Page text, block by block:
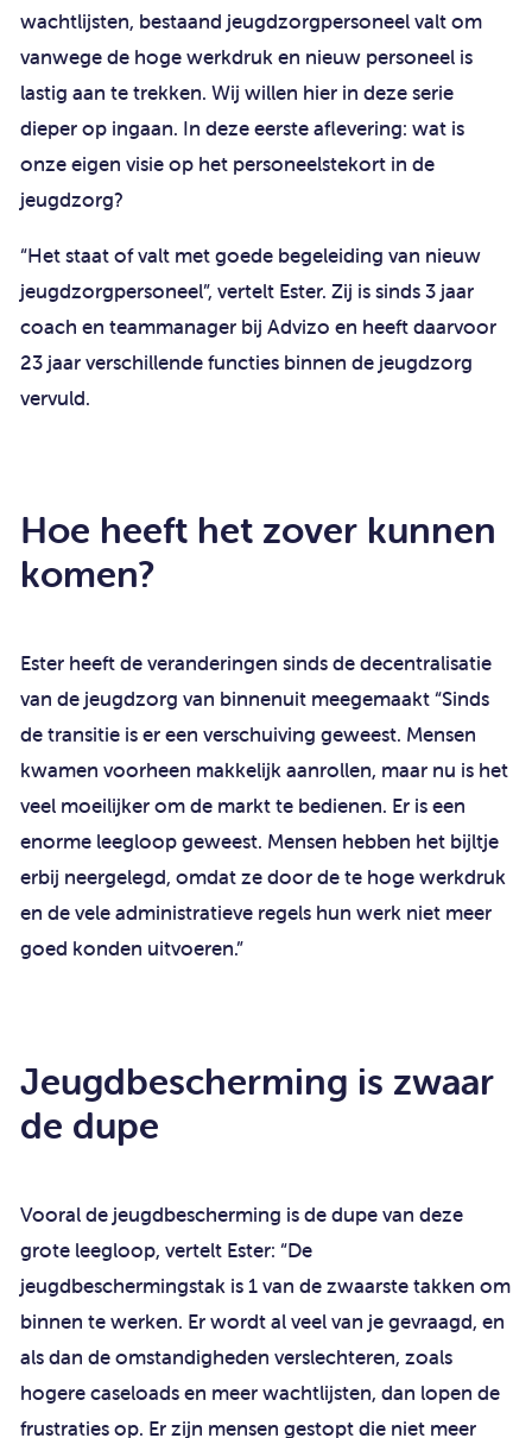
wachtlijsten, bestaand jeugdzorgpersoneel valt om
vanwege de hoge werkdruk en nieuw personeel is
lastig aan te trekken. Wij willen hier in deze serie
dieper op ingaan. In deze eerste aflevering: wat is
onze eigen visie op het personeelstekort in de
jeugdzorg?
“Het staat of valt met goede begeleiding van nieuw
jeugdzorgpersoneel”, vertelt Ester. Zij is sinds 3 jaar
coach en teammanager bij Advizo en heeft daarvoor
23 jaar verschillende functies binnen de jeugdzorg
vervuld.
Hoe heeft het zover kunnen
komen?
Ester heeft de veranderingen sinds de decentralisatie
van de jeugdzorg van binnenuit meegemaakt “Sinds
de transitie is er een verschuiving geweest. Mensen
kwamen voorheen makkelijk aanrollen, maar nu is het
veel moeilijker om de markt te bedienen. Er is een
enorme leegloop geweest. Mensen hebben het bijltje
erbij neergelegd, omdat ze door de te hoge werkdruk
en de vele administratieve regels hun werk niet meer
goed konden uitvoeren.”
Jeugdbescherming is zwaar
de dupe
Vooral de jeugdbescherming is de dupe van deze
grote leegloop, vertelt Ester: “De
jeugdbeschermingstak is 1 van de zwaarste takken om
binnen te werken. Er wordt al veel van je gevraagd, en
als dan de omstandigheden verslechteren, zoals
hogere caseloads en meer wachtlijsten, dan lopen de
frustraties op. Er zijn mensen gestopt die niet meer